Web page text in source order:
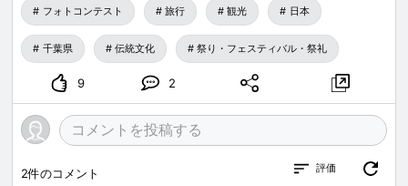
フォトコンテスト 旅行 観光 日本
千葉県 伝統文化 祭り・フェスティバル・祭礼
9 2
2件のコメント 評価